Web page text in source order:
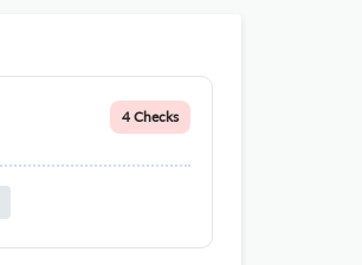
4 Checks